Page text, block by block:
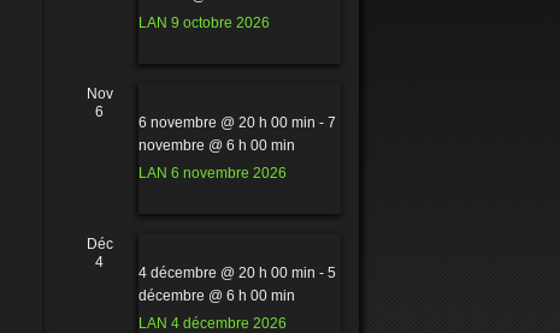
LAN 9 octobre 2026
Nov
6
6 novembre @ 20 h 00 min - 7
novembre @ 6 h 00 min
LAN 6 novembre 2026
Déc
4
4 décembre @ 20 h 00 min - 5
décembre @ 6 h 00 min
LAN 4 décembre 2026